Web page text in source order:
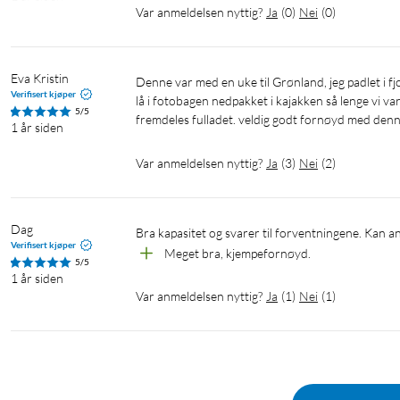
Enheten min lades plutselig veldig sakte.
Powerbanken drives av et litiumbatteri, likt mange andre
kraftig hvis batterikapasiteten synker under et visst nivå, eller
kretsen aktiveres, kan du oppleve at enheten din lades sakte.
sikkerhetskretsen aktiveres og hvor mye ladeeffekten reduseres.
Jeg kan ikke lade mitt ladeetui til mine ørepropper
må du først aktivere powerbankens lavstrømmodus. Trykk og
Var anmeldelsen nyttig? Ja (0) Nei (0)
Eva Kristin
Verifisert kjøper
5/5
1 år siden
Denne var med en uke til Grønland, jeg padlet i fjordene der. variabelt vær fra +20 på dagtid, til ned mot +4 på natt.  banken
lå i fotobagen nedpakket i kajakken så lenge vi
fremdeles fulladet. veldig godt fornøyd med
Var anmeldelsen nyttig? Ja (3) Nei (2)
Dag
Verifisert kjøper
5/5
1 år siden
Bra kapasitet og svarer til forventningene. Kan
Meget bra, kjempefornøyd.
Var anmeldelsen nyttig? Ja (1) Nei (1)